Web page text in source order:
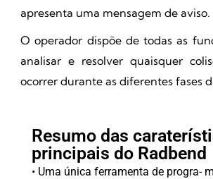
apresenta uma mensagem de aviso.
O operador dispõe de todas as
analisar e resolver quaisquer
ocorrer durante as diferentes fases
Resumo das
principais do Radbend
• Uma única ferramenta de progra-